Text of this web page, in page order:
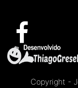
Copyright -